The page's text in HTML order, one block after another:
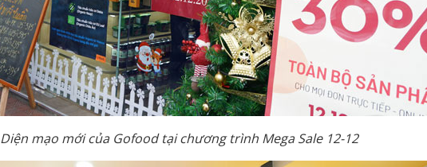
Diện mạo mới của Gofood tại chương trình Mega Sale 12-12